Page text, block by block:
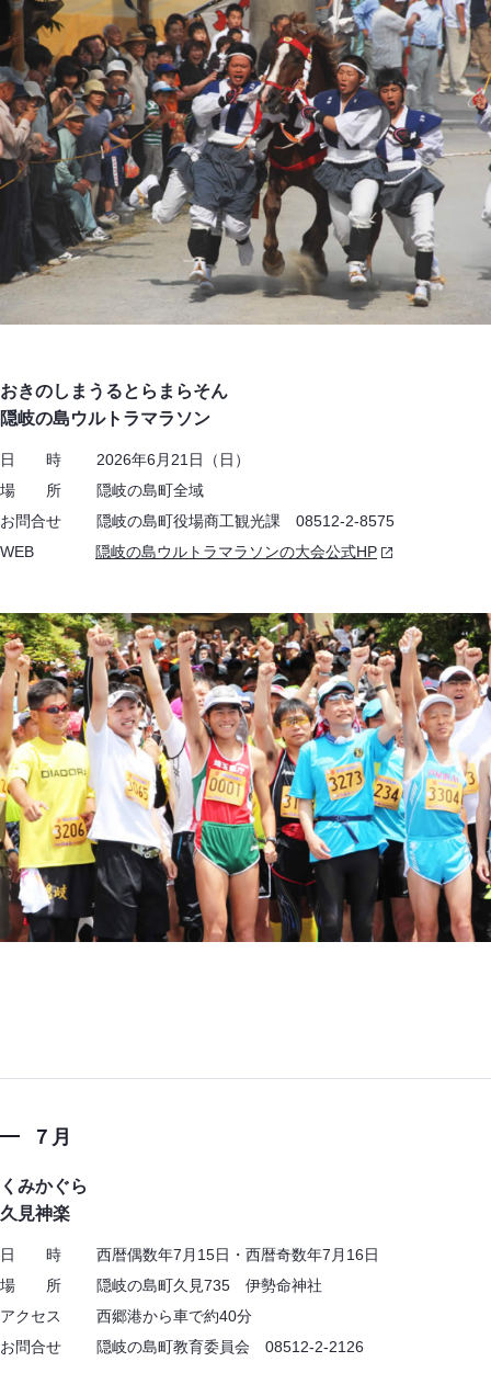
おきのしまうるとらまらそん
隠岐の島ウルトラマラソン
日 時 2026年6月21日（日）
場 所 隠岐の島町全域
お問合せ 隠岐の島町役場商工観光課 08512-2-8575
WEB 隠岐の島ウルトラマラソンの大会公式HP
７月
くみかぐら
久見神楽
日 時 西暦偶数年7月15日・西暦奇数年7月16日
場 所 隠岐の島町久見735 伊勢命神社
アクセス 西郷港から車で約40分
お問合せ 隠岐の島町教育委員会 08512-2-2126